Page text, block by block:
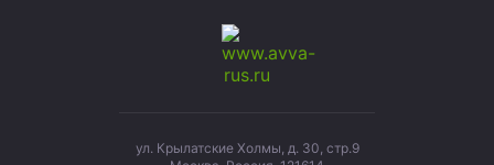
ул. Крылатские Холмы, д. 30, стр.9